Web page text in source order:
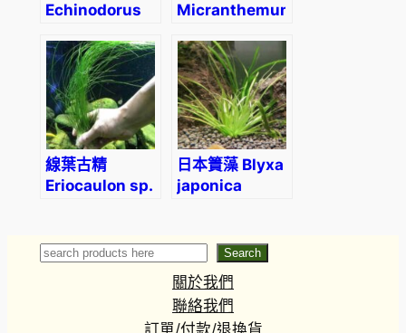
Echinodorus
Micranthemum
carlo’
線葉古精
Eriocaulon sp.
日本簀藻 Blyxa
japonica
Search Search
關於我們
聯絡我們
訂單/付款/退換貨